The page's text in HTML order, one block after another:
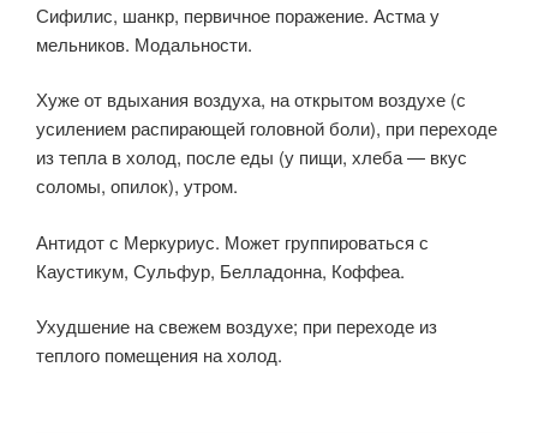
Сифилис, шанкр, первичное поражение. Астма у
мельников. Модальности.
Хуже от вдыхания воздуха, на открытом воздухе (с
усилением распирающей головной боли), при переходе
из тепла в холод, после еды (у пищи, хлеба — вкус
соломы, опилок), утром.
Антидот с Меркуриус. Может группироваться с
Каустикум, Сульфур, Белладонна, Коффеа.
Ухудшение на свежем воздухе; при переходе из
теплого помещения на холод.